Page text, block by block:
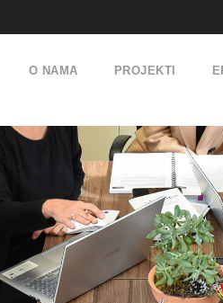
O NAMA PROJEKTI